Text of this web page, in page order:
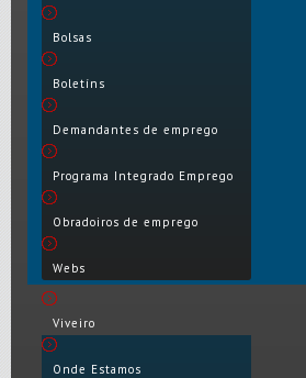
Bolsas
Boletíns
Demandantes de emprego
Programa Integrado Emprego
Obradoiros de emprego
Webs
Viveiro
Onde Estamos